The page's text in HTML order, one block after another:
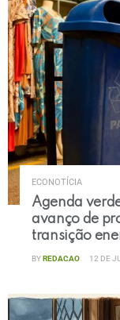
ECONOTÍCIA
Agenda
avanço de
transição
BY REDACAO 12 DE